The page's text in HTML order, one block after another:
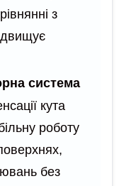
з
система
кута
роботу
без